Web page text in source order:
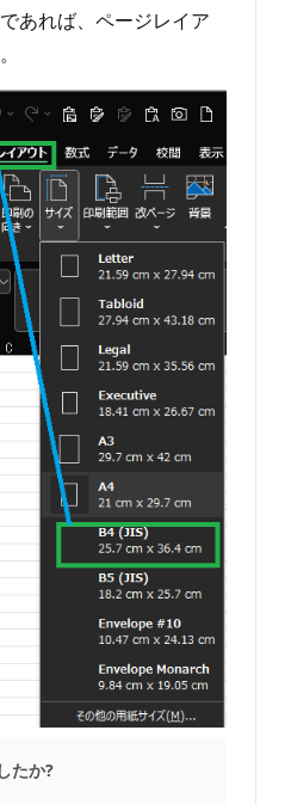
あれば、ページレイア
たか?